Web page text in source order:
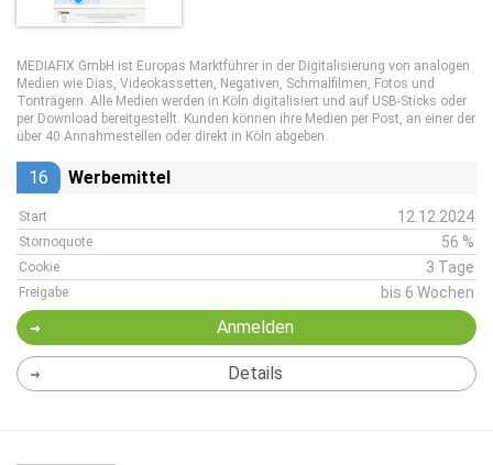
MEDIAFIX GmbH ist Europas Marktführer in der Digitalisierung von analogen
Medien wie Dias, Videokassetten, Negativen, Schmalfilmen, Fotos und
Tonträgern. Alle Medien werden in Köln digitalisiert und auf USB-Sticks oder
per Download bereitgestellt. Kunden können ihre Medien per Post, an einer der
über 40 Annahmestellen oder direkt in Köln abgeben.
16 Werbemittel
Start 12.12.2024
Stornoquote 56 %
Cookie 3 Tage
Freigabe bis 6 Wochen
Anmelden
Details